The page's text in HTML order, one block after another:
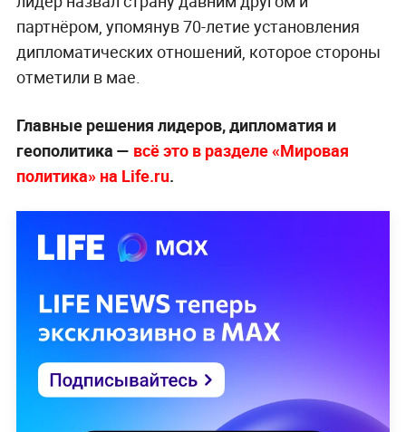
партнёром, упомянув 70-летие установления
дипломатических отношений, которое стороны
отметили в мае.
Главные решения лидеров, дипломатия и
геополитика — всё это в разделе «Мировая
политика» на Life.ru.